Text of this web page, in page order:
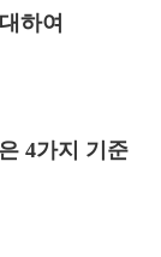
하여
4가지 기준